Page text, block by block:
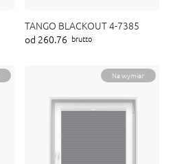
TANGO BLACKOUT 4-7385
od 260.76 brutto
Na wymiar